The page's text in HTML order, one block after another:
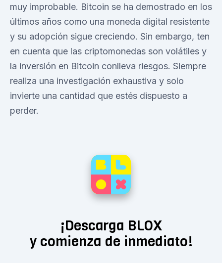
muy improbable. Bitcoin se ha demostrado en los
últimos años como una moneda digital resistente
y su adopción sigue creciendo. Sin embargo, ten
en cuenta que las criptomonedas son volátiles y
la inversión en Bitcoin conlleva riesgos. Siempre
realiza una investigación exhaustiva y solo
invierte una cantidad que estés dispuesto a
perder.
¡Descarga BLOX
y comienza de inmediato!